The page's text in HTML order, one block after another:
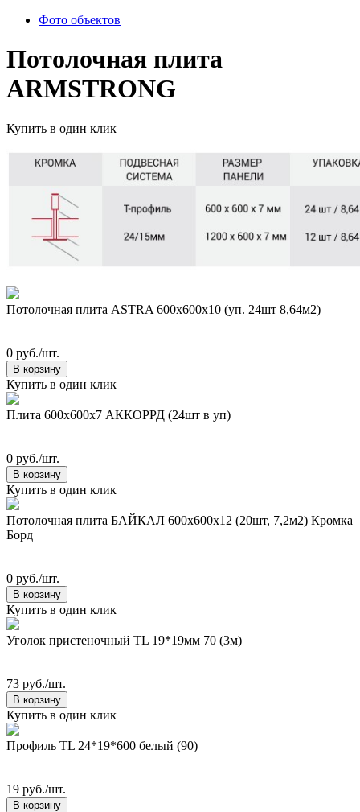
Фото объектов
Потолочная плита
ARMSTRONG
Купить в один клик
Потолочная плита ASTRA 600x600x10 (уп. 24шт 8,64м2)
0 руб./шт.
В корзину
Купить в один клик
Плита 600х600х7 АККОРРД (24шт в уп)
0 руб./шт.
В корзину
Купить в один клик
Потолочная плита БАЙКАЛ 600х600х12 (20шт, 7,2м2) Кромка
Борд
0 руб./шт.
В корзину
Купить в один клик
Уголок пристеночный TL 19*19мм 70 (3м)
73 руб./шт.
В корзину
Купить в один клик
Профиль TL 24*19*600 белый (90)
19 руб./шт.
В корзину